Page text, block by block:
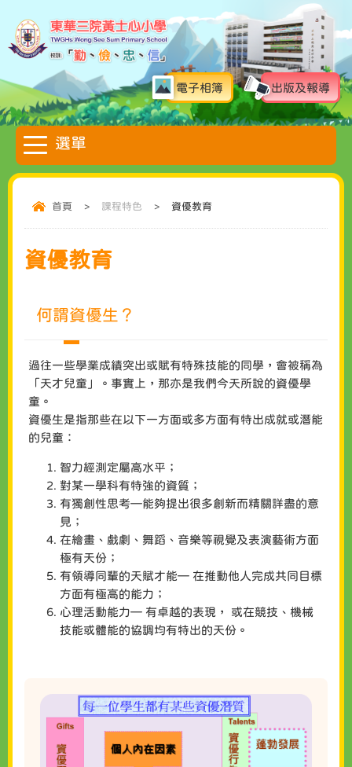
電子相簿 出版及報導
首頁 > 課程特色 > 資優教育
資優教育
何謂資優生？
過往一些學業成績突出或賦有特殊技能的同學，會被稱為
「天才兒童」。事實上，那亦是我們今天所說的資優學
童。
資優生是指那些在以下一方面或多方面有特出成就或潛能
的兒童：
智力經測定屬高水平；
對某一學科有特強的資質；
有獨創性思考—能夠提出很多創新而精關詳盡的意
見；
在繪畫、戲劇、舞蹈、音樂等視覺及表演藝術方面
極有天份；
有領導同輩的天賦才能— 在推動他人完成共同目標
方面有極高的能力；
心理活動能力— 有卓越的表現， 或在競技、機械
技能或體能的協調均有特出的天份。